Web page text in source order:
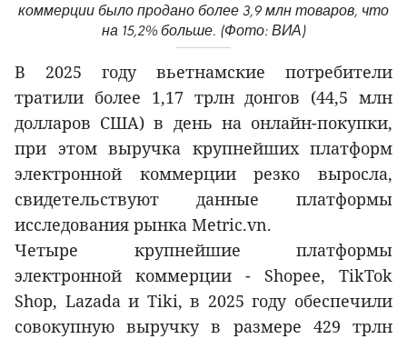
коммерции было продано более 3,9 млн товаров, что
на 15,2% больше. (Фото: ВИА)
В 2025 году вьетнамские потребители
тратили более 1,17 трлн донгов (44,5 млн
долларов США) в день на онлайн-покупки,
при этом выручка крупнейших платформ
электронной коммерции резко выросла,
свидетельствуют данные платформы
исследования рынка Metric.vn.
Четыре крупнейшие платформы
электронной коммерции - Shopee, TikTok
Shop, Lazada и Tiki, в 2025 году обеспечили
совокупную выручку в размере 429 трлн